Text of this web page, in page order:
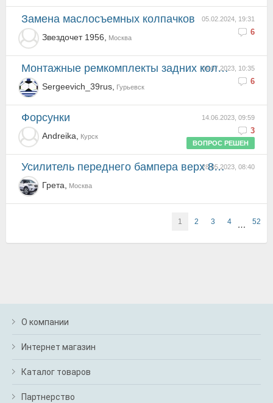
05.02.2024, 19:31
6
Замена маслосъемных колпачков
Звездочет 1956, Москва
04.07.2023, 10:35
6
Монтажные ремкомплекты задних колодок (барабаны)
Sergeevich_39rus, Гурьевск
14.06.2023, 09:59
3
Форсунки
Andreika,
Курск
ВОПРОС РЕШЕН
28.05.2023, 08:40
усилитель переднего бампера верх 865501с000
Грета, Москва
1 2 3 4 … 52
О компании
Интернет магазин
Каталог товаров
Партнерство